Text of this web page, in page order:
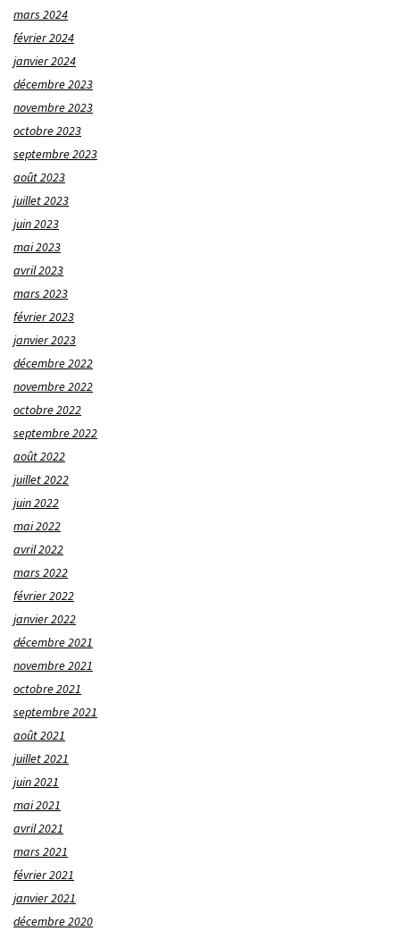
mars 2024
février 2024
janvier 2024
décembre 2023
novembre 2023
octobre 2023
septembre 2023
août 2023
juillet 2023
juin 2023
mai 2023
avril 2023
mars 2023
février 2023
janvier 2023
décembre 2022
novembre 2022
octobre 2022
septembre 2022
août 2022
juillet 2022
juin 2022
mai 2022
avril 2022
mars 2022
février 2022
janvier 2022
décembre 2021
novembre 2021
octobre 2021
septembre 2021
août 2021
juillet 2021
juin 2021
mai 2021
avril 2021
mars 2021
février 2021
janvier 2021
décembre 2020